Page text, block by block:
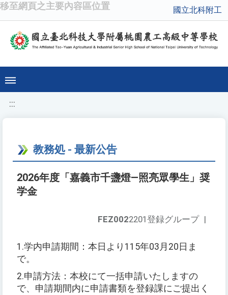
移至網頁之主要內容區位置 國立北科附工
:::
教務処 - 最新公告
2026年度「嘉義市千盞燈—照亮眾學生」奨
学金
FEZ0022201登録グループ |
1.学内申請期間：本日より 115年03 月 20 日ま
で。
2.申請方法：本校にて一括申請いたしますの
で、申請期間内に申請書類を登録課にご提出く